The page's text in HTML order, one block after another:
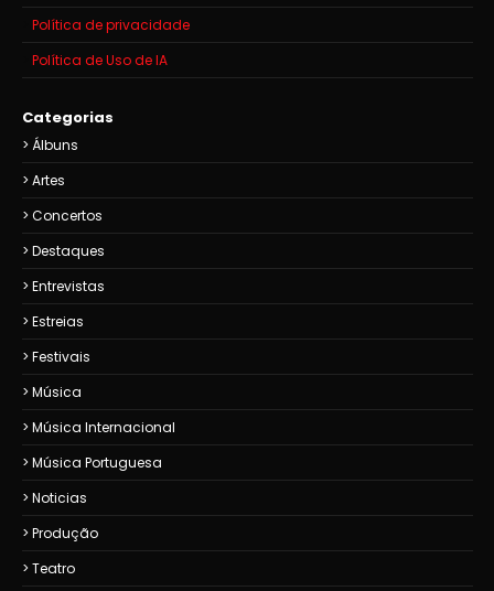
Política de privacidade
Política de Uso de IA
Categorias
Álbuns
Artes
Concertos
Destaques
Entrevistas
Estreias
Festivais
Música
Música Internacional
Música Portuguesa
Noticias
Produção
Teatro